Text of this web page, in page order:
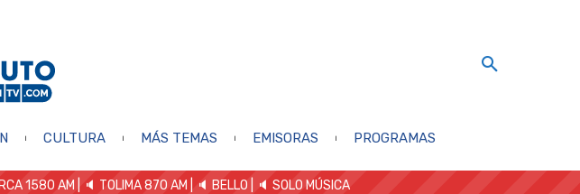
CULTURA MÁS TEMAS EMISORAS PROGRAMAS
1580 AM | 🔈 TOLIMA 870 AM | 🔈 BELLO 🔈 SOLO MÚSICA